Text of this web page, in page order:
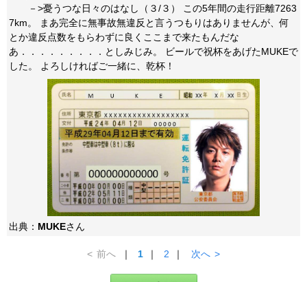
－>憂うつな日々のはなし（３/３） この5年間の走行距離7263
7km。 まあ完全に無事故無違反と言うつもりはありませんが、何
とか違反点数をもらわずに良くここまで来たもんだな
あ．．．．．．．．．としみじみ。 ビールで祝杯をあげたMUKEで
した。 よろしければご一緒に、乾杯！
出典： MUKEさん
< 前へ ｜ 1 ｜ 2 ｜ 次へ >